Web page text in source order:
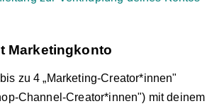
Marketingkonto
zu 4 „Marketing-Creator*innen"
Channel-Creator*innen") mit deinem